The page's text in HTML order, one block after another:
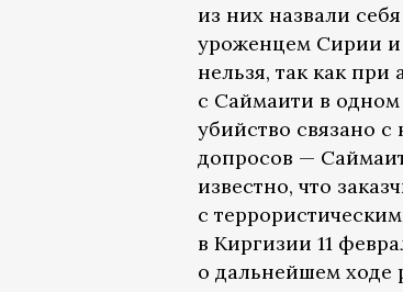
из них назвали
уроженцем Сирии и
нельзя, так как
с Саймаити в
убийство связано
допросов —
известно, что
с
в Киргизии 11
о дальнейшем ходе